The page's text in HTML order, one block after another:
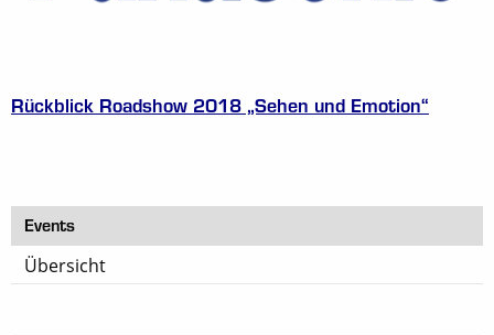
Events
Übersicht
Rückblick Roadshow 2018 „Sehen und Emotion“